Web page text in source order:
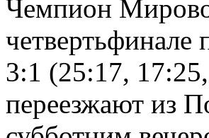
Чемпион
четвертьфинале
3:1 (25:17,
переезжают из